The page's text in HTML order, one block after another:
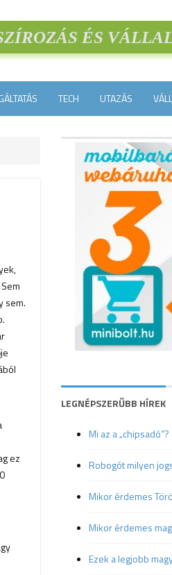
ÉS
TECH UTAZÁS
sem.
ez
LEGNÉPSZERŰBB HÍREK
Mi az a „chipsadó”?
Robogót milyen
Mikor érdemes
Mikor érdemes
Ezek a legjobb